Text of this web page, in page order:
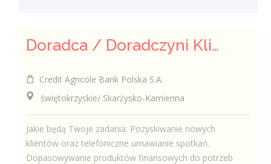
Doradca / Doradczyni Klienta
Credit Agricole Bank Polska S.A.
świętokrzyskie/ Skarżysko-Kamienna
Jakie będą Twoje zadania: Pozyskiwanie nowych
klientów oraz telefoniczne umawianie spotkań.
Dopasowywanie produktów finansowych do potrzeb